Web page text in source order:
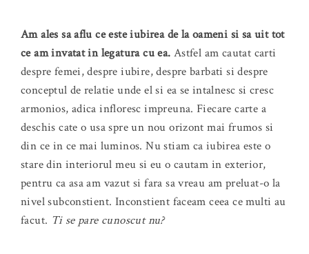
Am ales sa aflu ce este iubirea de la oameni si sa uit tot
ce am invatat in legatura cu ea. Astfel am cautat carti
despre femei, despre iubire, despre barbati si despre
conceptul de relatie unde el si ea se intalnesc si cresc
armonios, adica infloresc impreuna. Fiecare carte a
deschis cate o usa spre un nou orizont mai frumos si
din ce in ce mai luminos. Nu stiam ca iubirea este o
stare din interiorul meu si eu o cautam in exterior,
pentru ca asa am vazut si fara sa vreau am preluat-o la
nivel subconstient. Inconstient faceam ceea ce multi au
facut. Ti se pare cunoscut nu?